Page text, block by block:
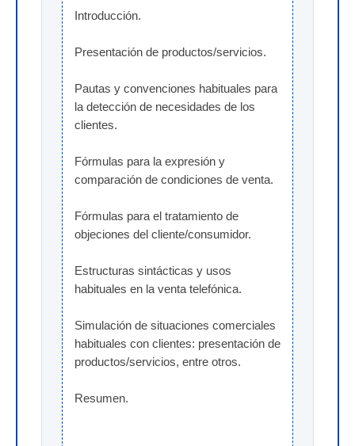
Introducción.
Presentación de productos/servicios.
Pautas y convenciones habituales para
la detección de necesidades de los
clientes.
Fórmulas para la expresión y
comparación de condiciones de venta.
Fórmulas para el tratamiento de
objeciones del cliente/consumidor.
Estructuras sintácticas y usos
habituales en la venta telefónica.
Simulación de situaciones comerciales
habituales con clientes: presentación de
productos/servicios, entre otros.
Resumen.